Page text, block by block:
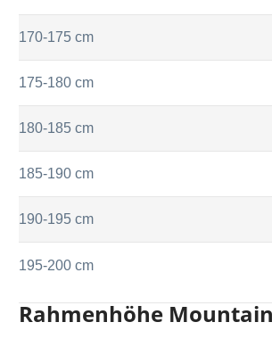
170-175 cm
175-180 cm
180-185 cm
185-190 cm
190-195 cm
195-200 cm
Rahmenhöhe